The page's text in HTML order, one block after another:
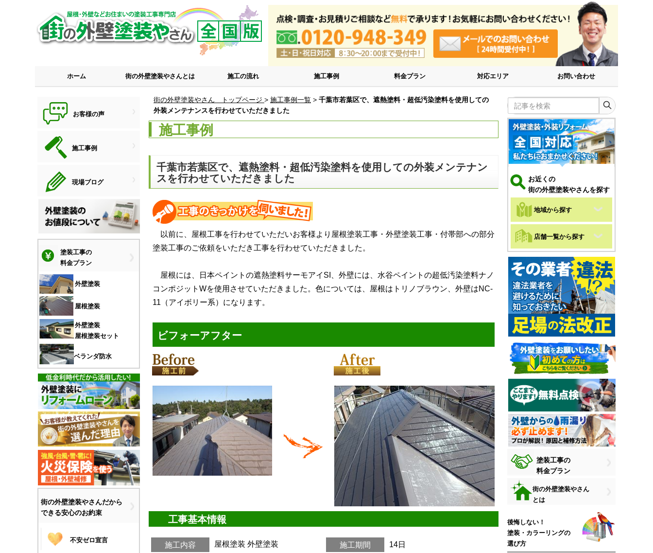
ホーム 街の外壁塗装やさんとは 施工の流れ 施工事例 料金プラン 対応エリア お問い合わせ
お客様の声
施工事例
現場ブログ
塗装工事の
料金プラン
外壁塗装
屋根塗装
外壁塗装
屋根塗装セット
ベランダ防水
街の外壁塗装やさんだから
できる安心のお約束
不安ゼロ宣言
街の外壁塗装やさん トップページ > 施工事例一覧 > 千葉市若葉区で、遮熱塗料・超低汚染塗料を使用しての
外装メンテナンスを行わせていただきました
施工事例
千葉市若葉区で、遮熱塗料・超低汚染塗料を使用しての外装メンテナン
スを行わせていただきました
以前に、屋根工事を行わせていただいお客様より屋根塗装工事・外壁塗装工事・付帯部への部分
塗装工事のご依頼をいただき工事を行わせていただきました。
屋根には、日本ペイントの遮熱塗料サーモアイSI、外壁には、水谷ペイントの超低汚染塗料ナノ
コンポジットWを使用させていただきました。色については、屋根はトリノブラウン、外壁はNC-
11（アイボリー系）になります。
ビフォーアフター
工事基本情報
施工内容 屋根塗装 外壁塗装
施工期間 14日
記事を検索
お近くの
街の外壁塗装やさんを探す
地域から探す
店舗一覧から探す
塗装工事の
料金プラン
街の外壁塗装やさん
とは
後悔しない！
塗装・カラーリングの
選び方